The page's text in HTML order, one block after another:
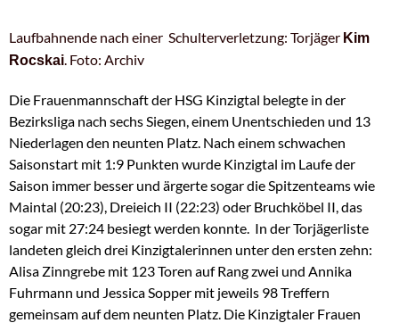
Laufbahnende nach einer Schulterverletzung: Torjäger Kim
Rocskai. Foto: Archiv
Die Frauenmannschaft der HSG Kinzigtal belegte in der
Bezirksliga nach sechs Siegen, einem Unentschieden und 13
Niederlagen den neunten Platz. Nach einem schwachen
Saisonstart mit 1:9 Punkten wurde Kinzigtal im Laufe der
Saison immer besser und ärgerte sogar die Spitzenteams wie
Maintal (20:23), Dreieich II (22:23) oder Bruchköbel II, das
sogar mit 27:24 besiegt werden konnte. In der Torjägerliste
landeten gleich drei Kinzigtalerinnen unter den ersten zehn:
Alisa Zinngrebe mit 123 Toren auf Rang zwei und Annika
Fuhrmann und Jessica Sopper mit jeweils 98 Treffern
gemeinsam auf dem neunten Platz. Die Kinzigtaler Frauen